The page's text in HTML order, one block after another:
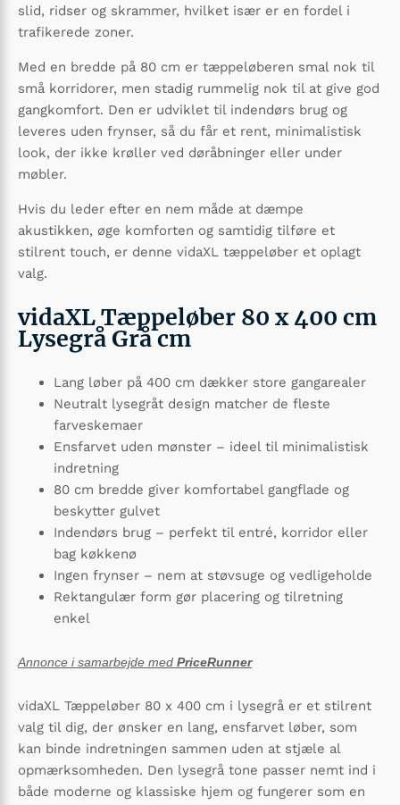
slid, ridser og skrammer, hvilket især er en fordel i
trafikerede zoner.
Med en bredde på 80 cm er tæppeløberen smal nok til
små korridorer, men stadig rummelig nok til at give god
gangkomfort. Den er udviklet til indendørs brug og
leveres uden frynser, så du får et rent, minimalistisk
look, der ikke krøller ved døråbninger eller under
møbler.
Hvis du leder efter en nem måde at dæmpe
akustikken, øge komforten og samtidig tilføre et
stilrent touch, er denne vidaXL tæppeløber et oplagt
valg.
vidaXL Tæppeløber 80 x 400 cm
Lysegrå Grå cm
Lang løber på 400 cm dækker store gangarealer
Neutralt lysegråt design matcher de fleste
farveskemaer
Ensfarvet uden mønster – ideel til minimalistisk
indretning
80 cm bredde giver komfortabel gangflade og
beskytter gulvet
Indendørs brug – perfekt til entré, korridor eller
bag køkkenø
Ingen frynser – nem at støvsuge og vedligeholde
Rektangulær form gør placering og tilretning
enkel
Annonce i samarbejde med PriceRunner
vidaXL Tæppeløber 80 x 400 cm i lysegrå er et stilrent
valg til dig, der ønsker en lang, ensfarvet løber, som
kan binde indretningen sammen uden at stjæle al
opmærksomheden. Den lysegrå tone passer nemt ind i
både moderne og klassiske hjem og fungerer som en